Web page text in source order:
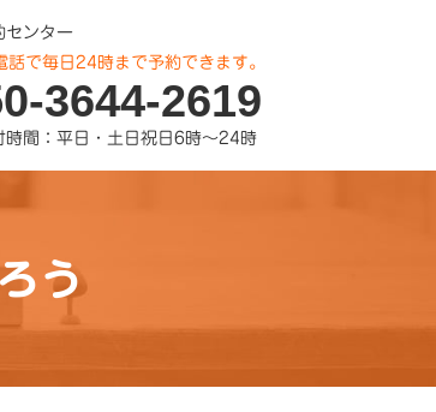
センター
話で毎日24時まで予約できます。
3644-2619
時間：平日・土日祝日6時～24時
う